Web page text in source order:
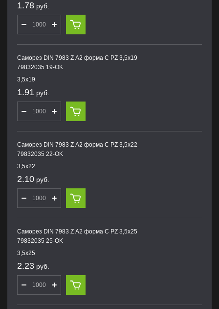
1.78 руб.
Саморез DIN 7983 Z А2 форма С PZ 3,5х19
79832035 19-OK
3,5х19
1.91 руб.
Саморез DIN 7983 Z А2 форма С PZ 3,5х22
79832035 22-OK
3,5х22
2.10 руб.
Саморез DIN 7983 Z А2 форма С PZ 3,5х25
79832035 25-OK
3,5х25
2.23 руб.